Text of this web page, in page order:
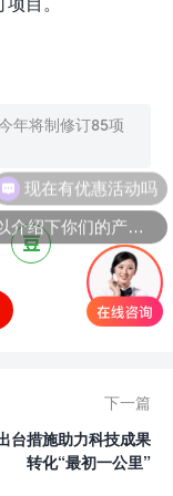
年将制修订85项

下一篇
台措施助力科技成果
转化“最初一公里”
可以介绍下你们的产品么
现在有优惠活动吗